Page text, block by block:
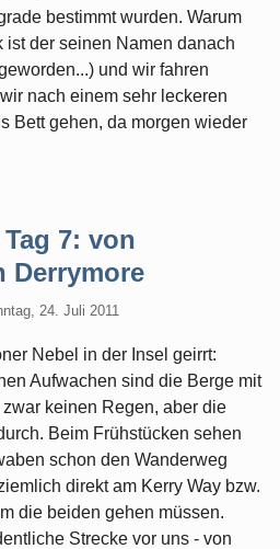
bestimmt wurden. Warum
der seinen Namen danach
und wir fahren
nach einem sehr leckeren
Bett gehen, da morgen wieder
7: von
Derrymore
24. Juli 2011
Nebel in der Insel geirrt:
Aufwachen sind die Berge mit
keinen Regen, aber die
Beim Frühstücken sehen
schon den Wanderweg
direkt am Kerry Way bzw.
die beiden gehen müssen.
Strecke vor uns - von